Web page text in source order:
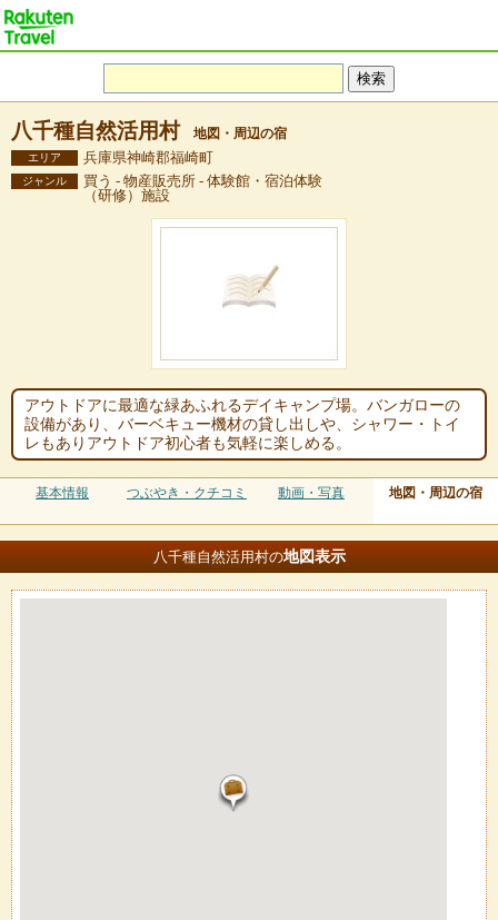
八千種自然活用村 地図・周辺の宿
エリア 兵庫県神崎郡福崎町
ジャンル
買う - 物産販売所 - 体験館・宿泊体験
（研修）施設
アウトドアに最適な緑あふれるデイキャンプ場。バンガローの
設備があり、バーベキュー機材の貸し出しや、シャワー・トイ
レもありアウトドア初心者も気軽に楽しめる。
基本情報 つぶやき・クチコミ 動画・写真 地図・周辺の宿
八千種自然活用村の地図表示